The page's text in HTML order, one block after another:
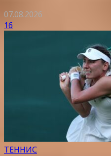
07.08.2026
16
ТЕННИС